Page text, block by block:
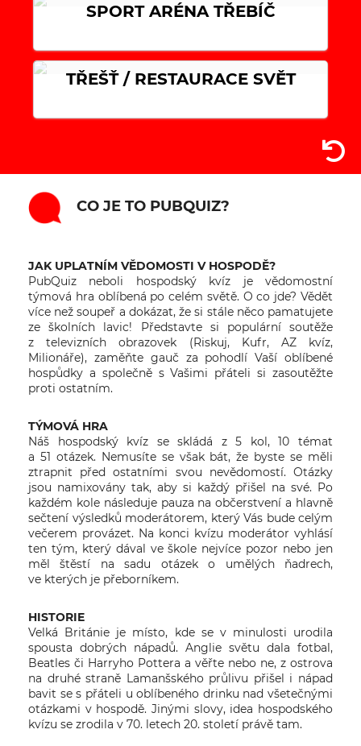
SPORT ARÉNA TŘEBÍČ
TŘEŠŤ / RESTAURACE SVĚT
CO JE TO PUBQUIZ?
JAK UPLATNÍM VĚDOMOSTI V HOSPODĚ?
PubQuiz neboli hospodský kvíz je vědomostní
týmová hra oblíbená po celém světě. O co jde? Vědět
více než soupeř a dokázat, že si stále něco pamatujete
ze školních lavic! Představte si populární soutěže
z televizních obrazovek (Riskuj, Kufr, AZ kvíz,
Milionáře), zaměňte gauč za pohodlí Vaší oblíbené
hospůdky a společně s Vašimi přáteli si zasoutěžte
proti ostatním.
TÝMOVÁ HRA
Náš hospodský kvíz se skládá z 5 kol, 10 témat
a 51 otázek. Nemusíte se však bát, že byste se měli
ztrapnit před ostatními svou nevědomostí. Otázky
jsou namixovány tak, aby si každý přišel na své. Po
každém kole následuje pauza na občerstvení a hlavně
sečtení výsledků moderátorem, který Vás bude celým
večerem provázet. Na konci kvízu moderátor vyhlásí
ten tým, který dával ve škole nejvíce pozor nebo jen
měl štěstí na sadu otázek o umělých ňadrech,
ve kterých je přeborníkem.
HISTORIE
Velká Británie je místo, kde se v minulosti urodila
spousta dobrých nápadů. Anglie světu dala fotbal,
Beatles či Harryho Pottera a věřte nebo ne, z ostrova
na druhé straně Lamanšského průlivu přišel i nápad
bavit se s přáteli u oblíbeného drinku nad všetečnými
otázkami v hospodě. Jinými slovy, idea hospodského
kvízu se zrodila v 70. letech 20. století právě tam.